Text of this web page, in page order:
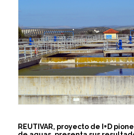
REUTIVAR, proyecto de I+D